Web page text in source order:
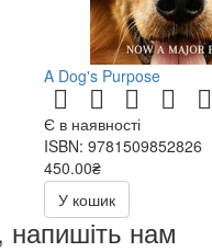
A Dog's Purpose
Є в наявності
ISBN: 9781509852826
450.00₴
У кошик
напишіть нам